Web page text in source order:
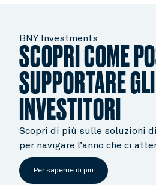
BNY Investments
SCOPRI COME
SUPPORTARE GLI
INVESTITORI
Scopri di più sulle soluzioni
per navigare l’anno che ci
Per saperne di più